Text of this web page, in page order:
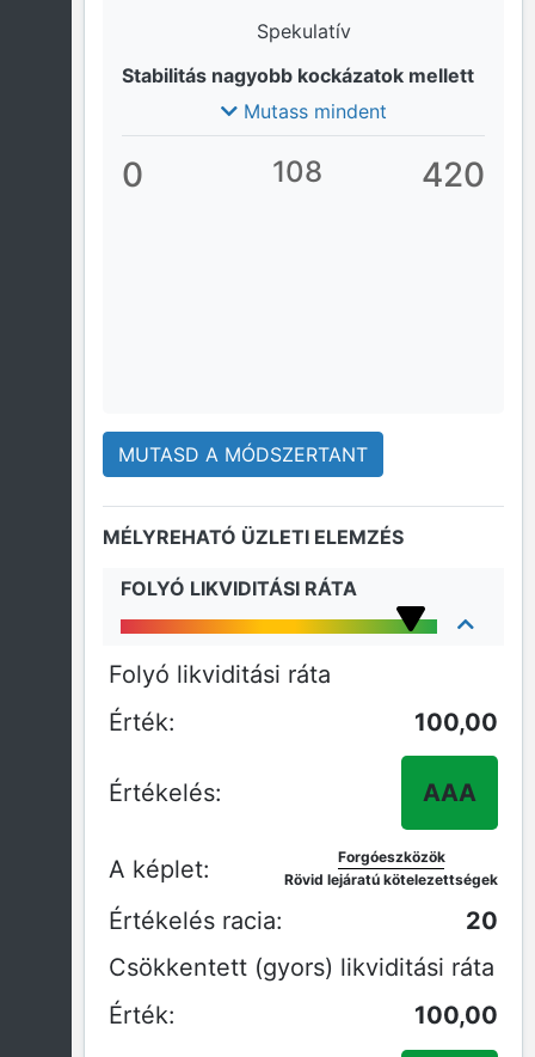
Spekulatív
Stabilitás nagyobb kockázatok mellett
Mutass mindent
0 108 420
MUTASD A MÓDSZERTANT
MÉLYREHATÓ ÜZLETI ELEMZÉS
FOLYÓ LIKVIDITÁSI RÁTA
Folyó likviditási ráta
100,00
AAA
Forgóeszközök
Rövid lejáratú kötelezettségek
20
Csökkentett (gyors) likviditási ráta
100,00